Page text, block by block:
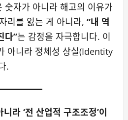
숫자가 아니라 해고의 이유가
리를 잃는 게 아니라, “내 역
다”는 감정을 자극합니다. 이
아니라 정체성 상실(Identity
.
라 ‘전 산업적 구조조정’이